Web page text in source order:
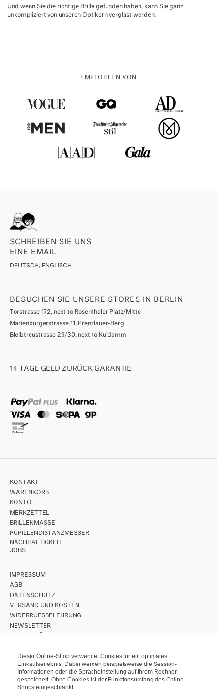
Und wenn Sie die richtige Brille gefunden haben, kann Sie ganz
unkompliziert von unseren Optikern verglast werden.
EMPFOHLEN VON
SCHREIBEN SIE UNS
EINE EMAIL
DEUTSCH, ENGLISCH
BESUCHEN SIE UNSERE STORES IN BERLIN
Torstrasse 172, next to Rosenthaler Platz/Mitte
Marienburgerstrasse 11, Prenzlauer-Berg
Bleibtreustrasse 29/30, next to Ku'damm
14 TAGE GELD ZURÜCK GARANTIE
KONTAKT
WARENKORB
KONTO
MERKZETTEL
BRILLENMASSE
PUPILLENDISTANZMESSER
NACHHALTIGKEIT
JOBS
IMPRESSUM
AGB
DATENSCHUTZ
VERSAND UND KOSTEN
WIDERRUFSBELEHRUNG
NEWSLETTER
VINTAGE BRILLEN
VINTAGE SONNENBRILLEN
LUNETTES KOLLEKTION
ETUIS ETC.
Dieser Online-Shop verwendet Cookies für ein optimales
Einkaufserlebnis. Dabei werden beispielsweise die Session-
Informationen oder die Spracheinstellung auf Ihrem Rechner
gespeichert. Ohne Cookies ist der Funktionsumfang des Online-
Shops eingeschränkt.